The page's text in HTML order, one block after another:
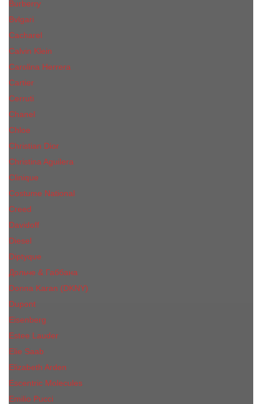
Burberry
Bvlgari
Cacharel
Calvin Klein
Carolina Herrera
Cartier
Cerruti
Сhanеl
Chloe
Christian Dior
Christina Aguilera
Сliniquе
Costume National
Creed
Davidoff
Diesel
Diptyque
Дольче & Габбана
Donna Karan (DKNY)
Dupont
Eisenberg
Еsteе Lаudеr
Elie Saab
Elizabeth Arden
Escentric Molecules
Emilio Pucci